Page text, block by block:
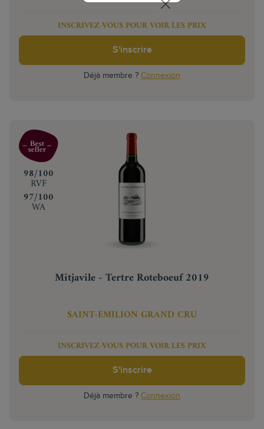
INSCRIVEZ-VOUS POUR VOIR LES PRIX
S'inscrire
Déjà membre ? Connexion
‍98/100
RVF
‍97/100
WA
Mitjavile - Tertre Roteboeuf 2019
SAINT-EMILION GRAND CRU
INSCRIVEZ-VOUS POUR VOIR LES PRIX
S'inscrire
Déjà membre ? Connexion